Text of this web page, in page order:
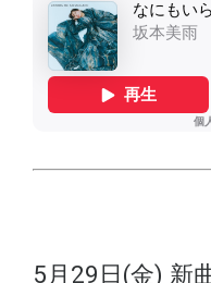
5月29日(金) 新